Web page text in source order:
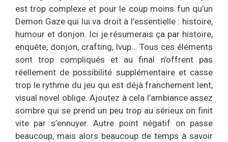
est trop complexe et pour le coup moins fun qu’un
Demon Gaze qui lui va droit à l’essentielle : histoire,
humour et donjon. Ici je résumerais ça par histoire,
enquête, donjon, crafting, lvup… Tous ces éléments
sont trop compliqués et au final n’offrent pas
réellement de possibilité supplémentaire et casse
trop le rythme du jeu qui est déjà franchement lent,
visual novel oblige. Ajoutez à cela l’ambiance assez
sombre qui se prend un peu trop au sérieux on finit
vite par s’ennuyer. Autre point négatif on passe
beaucoup, mais alors beaucoup de temps à savoir